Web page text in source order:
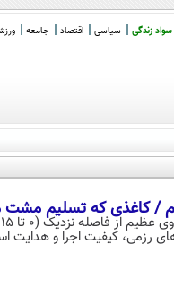
سواد زندگی سیاسی اقتصاد جامعه
/ کاغذی که تسلیم
کیفیت اجرا و هدایت